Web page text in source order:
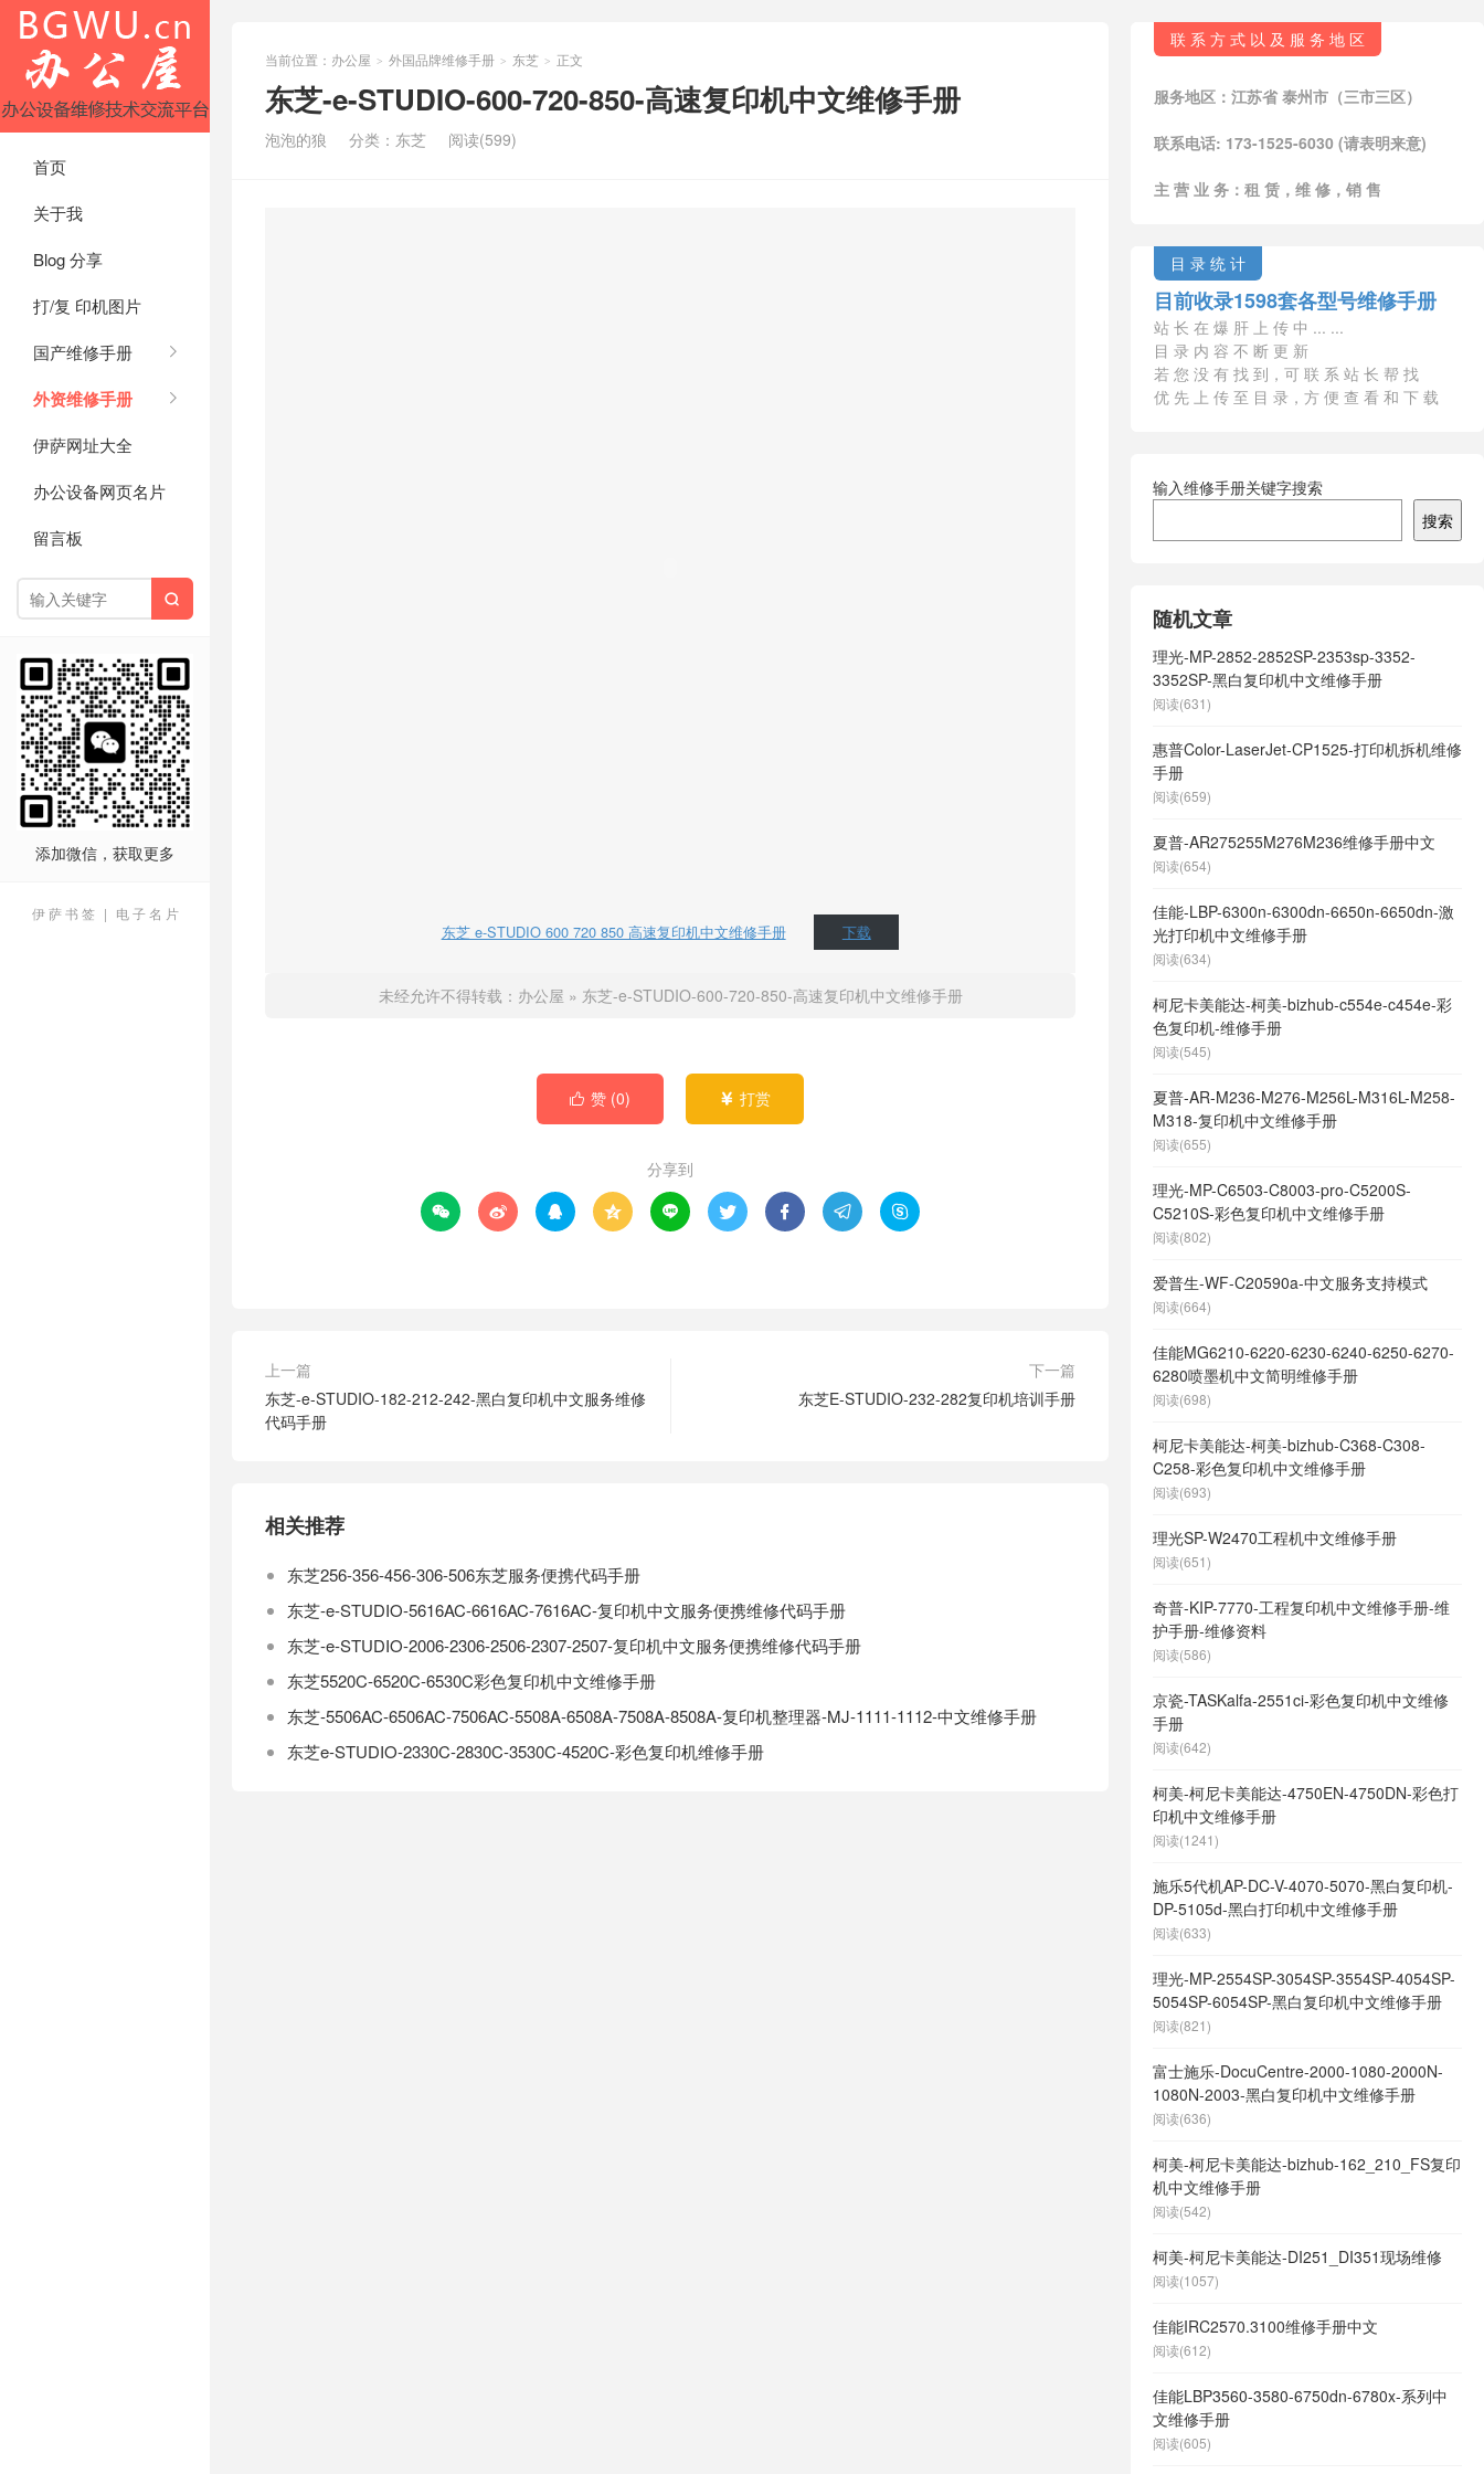
首页
关于我
Blog 分享
打/复 印机图片
国产维修手册
外资维修手册
伊萨网址大全
办公设备网页名片
留言板

添加微信，获取更多
伊 萨 书 签 | 电 子 名 片
当前位置： 办公屋 > 外国品牌维修手册 > 东芝 > 正文
东芝-e-STUDIO-600-720-850-高速复印机中文维修手册
泡泡的狼 分类： 东芝 阅读(599)
东芝 e-STUDIO 600 720 850 高速复印机中文维修手册 下载
未经允许不得转载： 办公屋 » 东芝-e-STUDIO-600-720-850-高速复印机中文维修手册
 赞 (0)  打赏
分享到
        
上一篇
东芝-e-STUDIO-182-212-242-黑白复印机中文服务维修
代码手册
下一篇
东芝E-STUDIO-232-282复印机培训手册
相关推荐
东芝256-356-456-306-506东芝服务便携代码手册
东芝-e-STUDIO-5616AC-6616AC-7616AC-复印机中文服务便携维修代码手册
东芝-e-STUDIO-2006-2306-2506-2307-2507-复印机中文服务便携维修代码手册
东芝5520C-6520C-6530C彩色复印机中文维修手册
东芝-5506AC-6506AC-7506AC-5508A-6508A-7508A-8508A-复印机整理器-MJ-1111-1112-中文维修手册
东芝e-STUDIO-2330C-2830C-3530C-4520C-彩色复印机维修手册
联 系 方 式 以 及 服 务 地 区
服务地区：江苏省 泰州市（三市三区）
联系电话: 173-1525-6030 (请表明来意)
主 营 业 务：租 赁，维 修，销 售
目 录 统 计
目前收录1598套各型号维修手册
站 长 在 爆 肝 上 传 中 ... ...
目 录 内 容 不 断 更 新
若 您 没 有 找 到，可 联 系 站 长 帮 找
优 先 上 传 至 目 录，方 便 查 看 和 下 载
输入维修手册关键字搜索
搜索
随机文章
理光-MP-2852-2852SP-2353sp-3352-
3352SP-黑白复印机中文维修手册
阅读(631)
惠普Color-LaserJet-CP1525-打印机拆机维修
手册
阅读(659)
夏普-AR275255M276M236维修手册中文
阅读(654)
佳能-LBP-6300n-6300dn-6650n-6650dn-激
光打印机中文维修手册
阅读(634)
柯尼卡美能达-柯美-bizhub-c554e-c454e-彩
色复印机-维修手册
阅读(545)
夏普-AR-M236-M276-M256L-M316L-M258-
M318-复印机中文维修手册
阅读(655)
理光-MP-C6503-C8003-pro-C5200S-
C5210S-彩色复印机中文维修手册
阅读(802)
爱普生-WF-C20590a-中文服务支持模式
阅读(664)
佳能MG6210-6220-6230-6240-6250-6270-
6280喷墨机中文简明维修手册
阅读(698)
柯尼卡美能达-柯美-bizhub-C368-C308-
C258-彩色复印机中文维修手册
阅读(693)
理光SP-W2470工程机中文维修手册
阅读(651)
奇普-KIP-7770-工程复印机中文维修手册-维
护手册-维修资料
阅读(586)
京瓷-TASKalfa-2551ci-彩色复印机中文维修
手册
阅读(642)
柯美-柯尼卡美能达-4750EN-4750DN-彩色打
印机中文维修手册
阅读(1241)
施乐5代机AP-DC-V-4070-5070-黑白复印机-
DP-5105d-黑白打印机中文维修手册
阅读(633)
理光-MP-2554SP-3054SP-3554SP-4054SP-
5054SP-6054SP-黑白复印机中文维修手册
阅读(821)
富士施乐-DocuCentre-2000-1080-2000N-
1080N-2003-黑白复印机中文维修手册
阅读(636)
柯美-柯尼卡美能达-bizhub-162_210_FS复印
机中文维修手册
阅读(542)
柯美-柯尼卡美能达-DI251_DI351现场维修
阅读(1057)
佳能IRC2570.3100维修手册中文
阅读(612)
佳能LBP3560-3580-6750dn-6780x-系列中
文维修手册
阅读(605)